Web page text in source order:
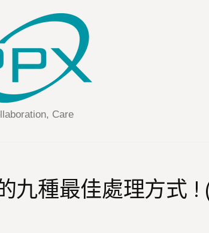
Care
九種最佳處理方式 !